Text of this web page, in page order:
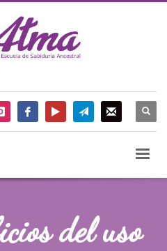
del uso